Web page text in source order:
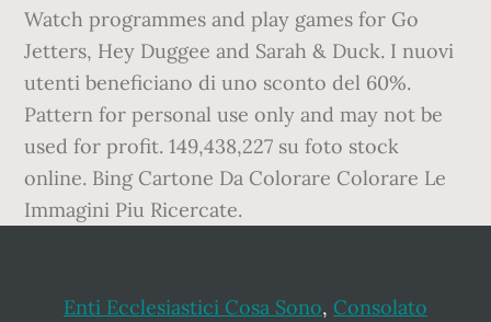
Watch programmes and play games for Go
Jetters, Hey Duggee and Sarah & Duck. I nuovi
utenti beneficiano di uno sconto del 60%.
Pattern for personal use only and may not be
used for profit. 149,438,227 su foto stock
online. Bing Cartone Da Colorare Colorare Le
Immagini Piu Ricercate.
Enti Ecclesiastici Cosa Sono, Consolato